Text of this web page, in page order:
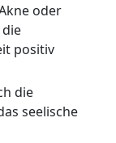
oder
positiv
die
seelische